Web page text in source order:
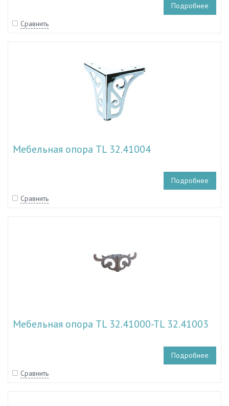
Подробнее
Сравнить
Мебельная опора TL 32.41004
Подробнее
Сравнить
Мебельная опора TL 32.41000-TL 32.41003
Подробнее
Сравнить